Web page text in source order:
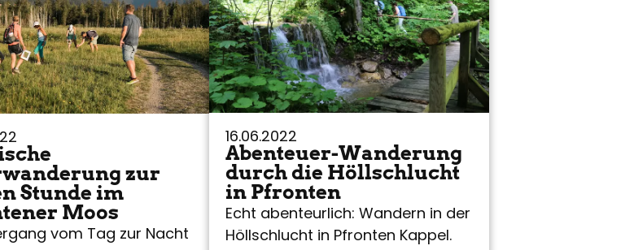
zur
Stunde im
Moos
vom Tag zur Nacht
16.06.2022
Abenteuer-Wanderung
durch die Höllschlucht
in Pfronten
Echt abenteurlich: Wandern in der
Höllschlucht in Pfronten Kappel.